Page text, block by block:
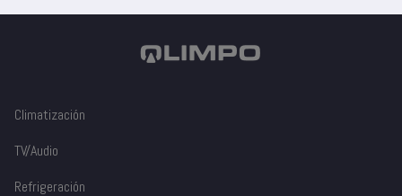
Climatización
TV/Audio
Refrigeración